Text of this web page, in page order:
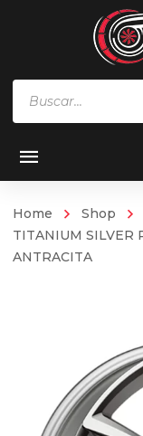
Home Shop
TITANIUM SILVER
ANTRACITA